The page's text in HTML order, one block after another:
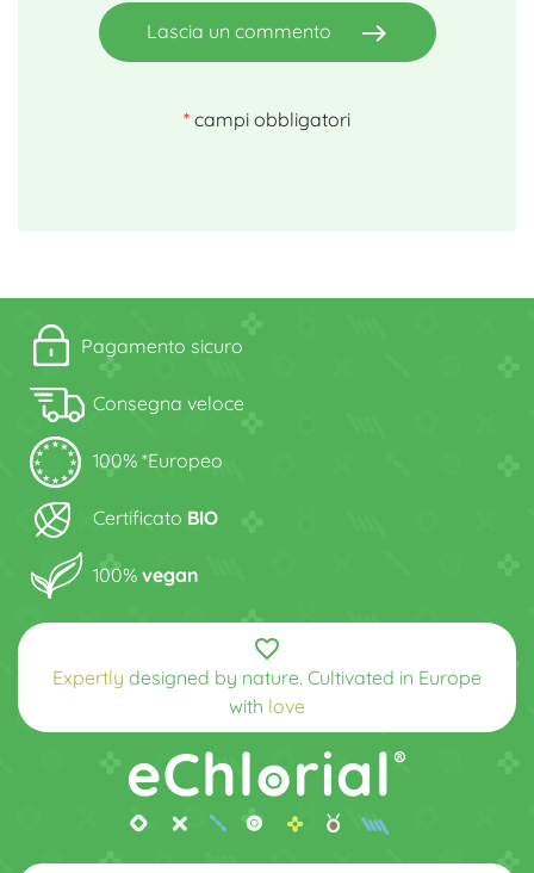
Lascia un commento east
* campi obbligatori
Pagamento sicuro
Consegna veloce
100% *Europeo
Certificato BIO
100% vegan
favorite_border
Expertly designed by nature. Cultivated in Europe
with love